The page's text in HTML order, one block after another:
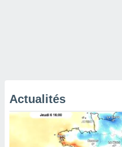
Actualités